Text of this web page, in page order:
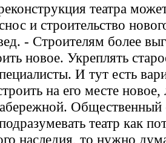
театра
и строительство
- Строителям более
новое. Укреплять
И тут есть
на его месте
Общественный
театр как
наследия, то нужно